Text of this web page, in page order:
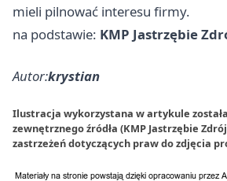
mieli pilnować interesu firmy.
na podstawie: KMP Jastrzębie
Autor:krystian
Ilustracja wykorzystana w artykule
zewnętrznego źródła (KMP Jastrzębie
zastrzeżeń dotyczących praw do zdjęcia